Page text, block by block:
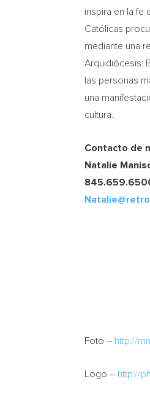
inspira en la fe
Católicas
mediante una
Arquidiócesis:
las personas
una
cultura.
Contacto de
Natalie
Foto – http://
Logo – http://